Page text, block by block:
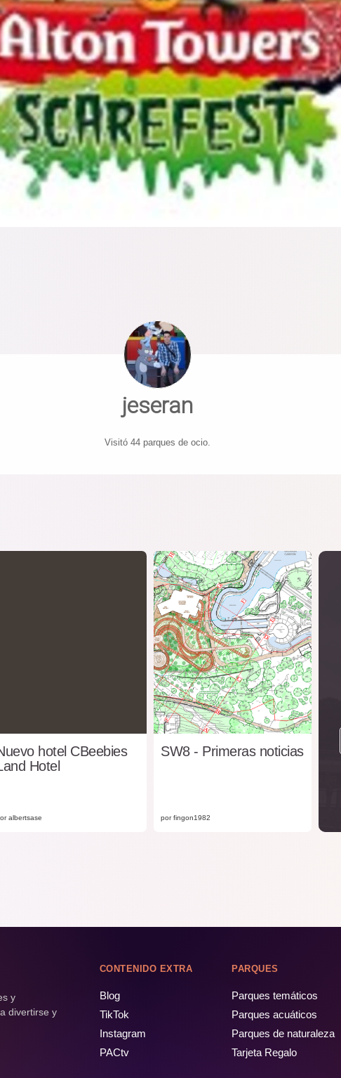
jeseran
Visitó 44 parques de ocio.
hotel CBeebies
Hotel
albertsase
SW8 - Primeras noticias
por fingon1982
y
divertirse y
CONTENIDO EXTRA
Blog
TikTok
Instagram
PACtv
PARQUES
Parques temáticos
Parques acuáticos
Parques de naturaleza
Tarjeta Regalo